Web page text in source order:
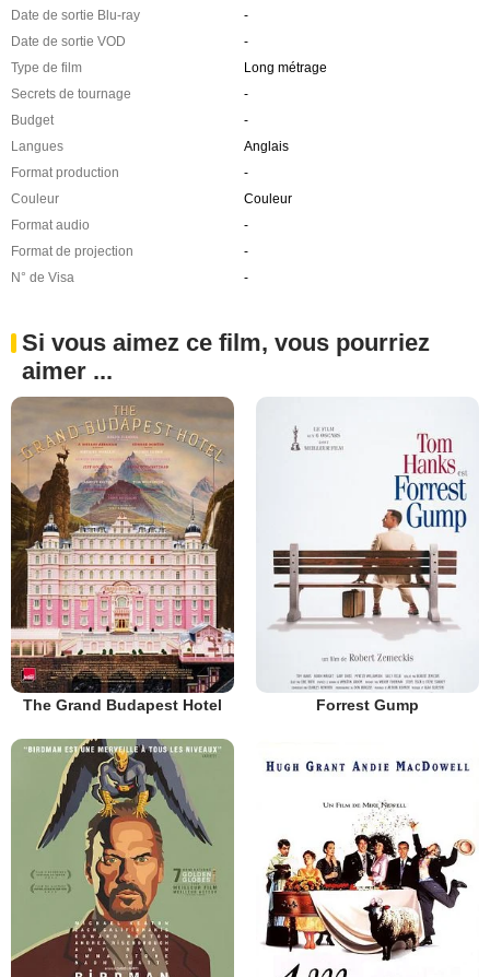
Date de sortie Blu-ray
-
Date de sortie VOD
-
Type de film
Long métrage
Secrets de tournage
-
Budget
-
Langues
Anglais
Format production
-
Couleur
Couleur
Format audio
-
Format de projection
-
N° de Visa
-
Si vous aimez ce film, vous pourriez
aimer ...
The Grand Budapest Hotel Forrest Gump